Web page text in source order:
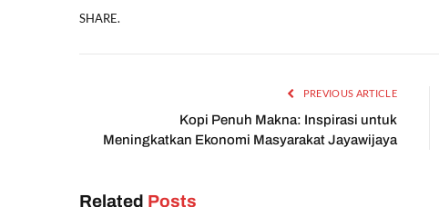
SHARE.
PREVIOUS ARTICLE
Kopi Penuh Makna: Inspirasi untuk
Meningkatkan Ekonomi Masyarakat Jayawijaya
Related Posts